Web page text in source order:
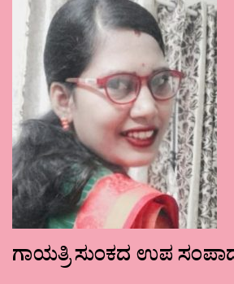
ಗಾಯತ್ರಿ ಸುಂಕದ ಉಪ